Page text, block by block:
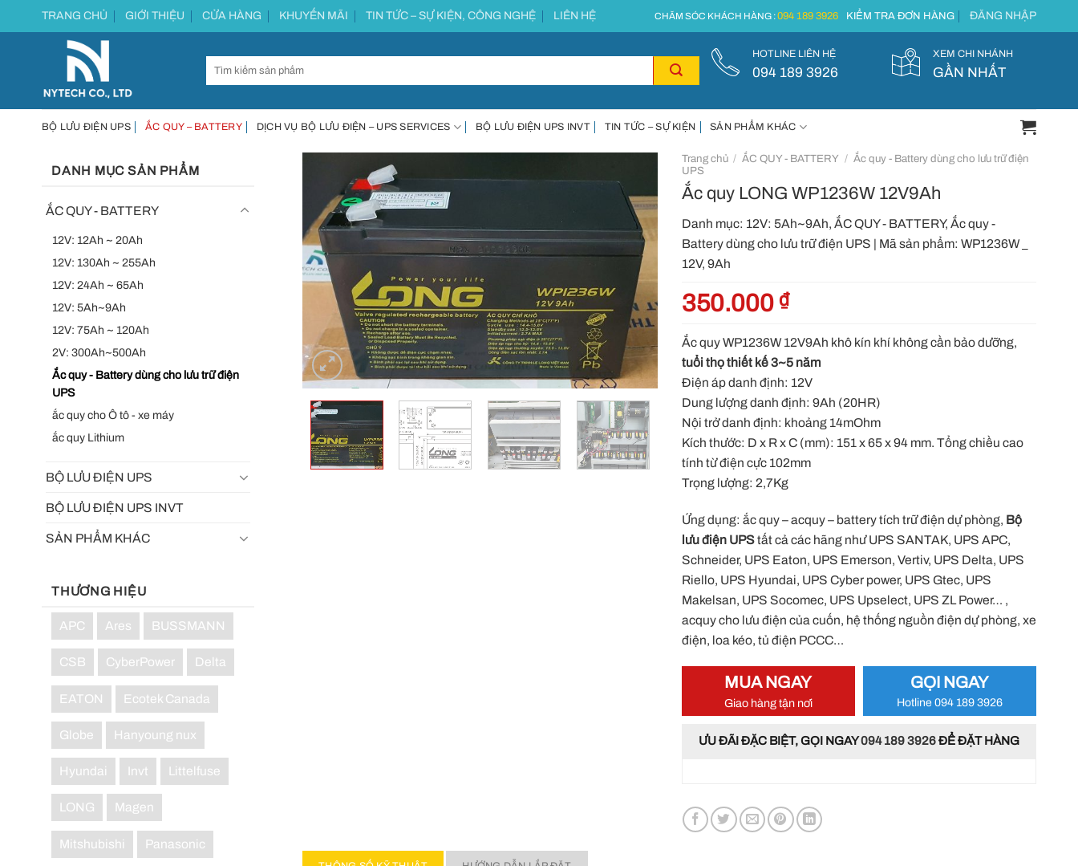
Chuyển
đến
TRANG CHỦ GIỚI THIỆU CỬA HÀNG KHUYẾN MÃI TIN TỨC – SỰ KIỆN, CÔNG NGHỆ LIÊN HỆ CHĂM SÓC KHÁCH HÀNG :094 189 3926 KIỂM TRA ĐƠN HÀNG ĐĂNG NHẬP
HOTLINE LIÊN HỆ
094 189 3926
XEM CHI NHÁNH
GẦN NHẤT
BỘ LƯU ĐIỆN UPS ẮC QUY – BATTERY DỊCH VỤ BỘ LƯU ĐIỆN – UPS SERVICES BỘ LƯU ĐIỆN UPS INVT TIN TỨC – SỰ KIỆN SẢN PHẨM KHÁC
DANH MỤC SẢN PHẨM
ẮC QUY - BATTERY
12V: 12Ah ~ 20Ah
12V: 130Ah ~ 255Ah
12V: 24Ah ~ 65Ah
12V: 5Ah~9Ah
12V: 75Ah ~ 120Ah
2V: 300Ah~500Ah
Ắc quy - Battery dùng cho lưu trữ điện
UPS
ắc quy cho Ô tô - xe máy
ắc quy Lithium
BỘ LƯU ĐIỆN UPS
BỘ LƯU ĐIỆN UPS INVT
SẢN PHẨM KHÁC
THƯƠNG HIỆU
APC Ares BUSSMANN
CSB CyberPower Delta
EATON Ecotek Canada
Globe Hanyoung nux
Hyundai Invt Littelfuse
LONG Magen
Mitshubishi Panasonic
Trang chủ / ẮC QUY - BATTERY / Ắc quy - Battery dùng cho lưu trữ điện
UPS
Ắc quy LONG WP1236W 12V9Ah
Danh mục: 12V: 5Ah~9Ah, ẮC QUY - BATTERY, Ắc quy -
Battery dùng cho lưu trữ điện UPS | Mã sản phẩm: WP1236W _
12V, 9Ah
350.000 ₫
Ắc quy WP1236W 12V9Ah khô kín khí không cần bảo dưỡng,
tuổi thọ thiết kế 3~5 năm
Điện áp danh định: 12V
Dung lượng danh định: 9Ah (20HR)
Nội trở danh định: khoảng 14mOhm
Kích thước: D x R x C (mm): 151 x 65 x 94 mm. Tổng chiều cao
tính từ điện cực 102mm
Trọng lượng: 2,7Kg
Ứng dụng: ắc quy – acquy – battery tích trữ điện dự phòng, Bộ
lưu điện UPStất cả các hãng như UPS SANTAK, UPS APC,
Schneider, UPS Eaton, UPS Emerson, Vertiv, UPS Delta, UPS
Riello, UPS Hyundai, UPS Cyber power, UPS Gtec, UPS
Makelsan, UPS Socomec, UPS Upselect, UPS ZL Power… ,
acquy cho lưu điện của cuốn, hệ thống nguồn điện dự phòng, xe
điện, loa kéo, tủ điện PCCC…
MUA NGAY
Giao hàng tận nơi
GỌI NGAY
Hotline 094 189 3926
ƯU ĐÃI ĐẶC BIỆT, GỌI NGAY094 189 3926ĐỂ ĐẶT HÀNG